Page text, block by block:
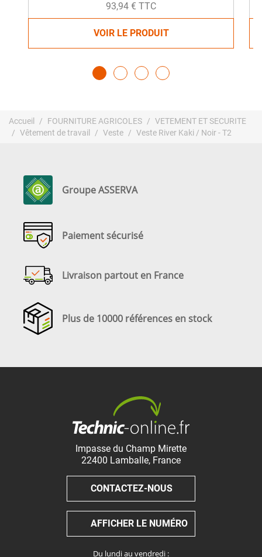
93,94 € TTC
VOIR LE PRODUIT
Accueil FOURNITURE AGRICOLES
VETEMENT ET SECURITE
Vêtement de travail
Veste Veste River Kaki / Noir - T2
Groupe ASSERVA
Paiement sécurisé
Livraison partout en France
Plus de 10000 références en stock
Impasse du Champ Mirette
22400 Lamballe, France
CONTACTEZ-NOUS
AFFICHER LE NUMÉRO
Du lundi au vendredi :